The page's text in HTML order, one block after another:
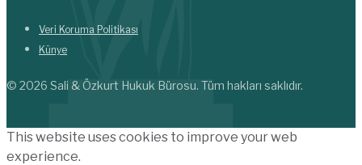
Veri Koruma Politikası
Künye
© 2026 Sali & Özkurt Hukuk Bürosu. Tüm hakları saklıdır.
This website uses cookies to improve your web
experience.